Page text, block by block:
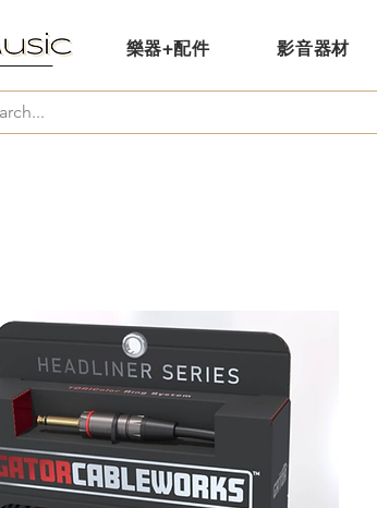
樂器+配件 影音器材